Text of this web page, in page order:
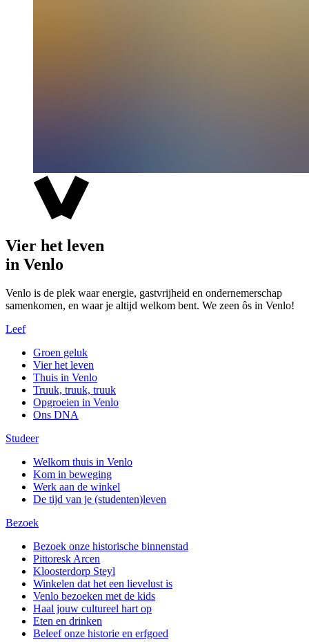
Vier het leven
in Venlo
Venlo is de plek waar energie, gastvrijheid en ondernemerschap
samenkomen, en waar je altijd welkom bent. We zeen ôs in Venlo!
Leef
Groen geluk
Vier het leven
Thuis in Venlo
Truuk, truuk, truuk
Opgroeien in Venlo
Ons DNA
Studeer
Welkom thuis in Venlo
Kom in beweging
Werk aan de winkel
De tijd van je (studenten)leven
Bezoek
Bezoek onze historische binnenstad
Pittoresk Arcen
Kloosterdorp Steyl
Winkelen dat het een lievelust is
Venlo bezoeken met de kids
Haal jouw cultureel hart op
Eten en drinken
Beleef onze historie en erfgoed